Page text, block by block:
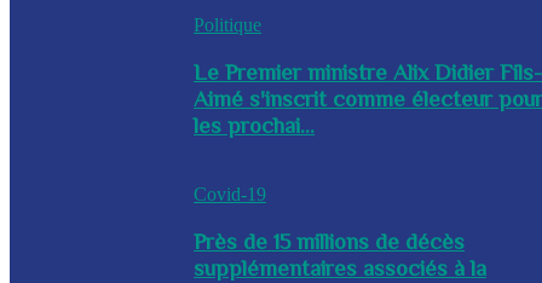
Politique
Le Premier ministre Alix Didier Fils-
Aimé s'inscrit comme électeur
les prochai...
Covid-19
Près de 15 millions de décès
supplémentaires associés à la